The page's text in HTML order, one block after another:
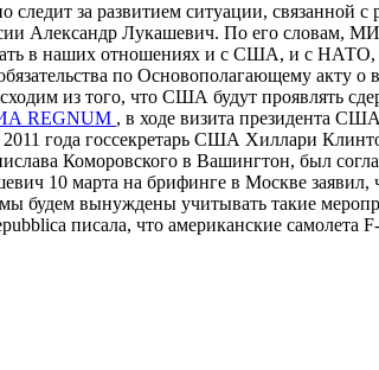
следит за развитием ситуации,
Александр Лукашевич. По его словам,
в наших отношениях и с США, и с НАТО,
по Основополагающему
из того, что США будут проявлять
REGNUM , в ходе визита президента
года госсекретарь США Хиллари
Коморовского в Вашингтон, был
10 марта на брифинге в Москве
будем вынуждены учитывать такие
писала, что американские